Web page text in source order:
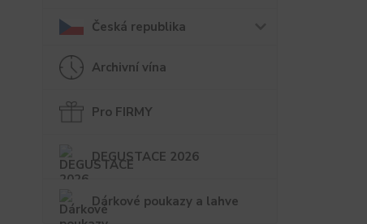
Česká republika
Archivní vína
Pro FIRMY
DEGUSTACE 2026
Dárkové poukazy a lahve